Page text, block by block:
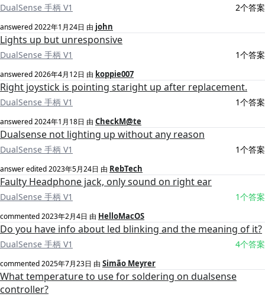
DualSense 手柄 V1 2个答案
answered2022年1月24日 由 john
Lights up but unresponsive
DualSense 手柄 V1 1个答案
answered2026年4月12日 由 koppie007
Right joystick is pointing staright up after replacement.
DualSense 手柄 V1 1个答案
answered2024年1月18日 由 CheckM@te
Dualsense not lighting up without any reason
DualSense 手柄 V1 1个答案
answer edited2023年5月24日 由 RebTech
Faulty Headphone jack, only sound on right ear
DualSense 手柄 V1 1个答案
commented2023年2月4日 由 HelloMacOS
Do you have info about led blinking and the meaning of it?
DualSense 手柄 V1 4个答案
commented2025年7月23日 由 Simão Meyrer
What temperature to use for soldering on dualsense
controller?